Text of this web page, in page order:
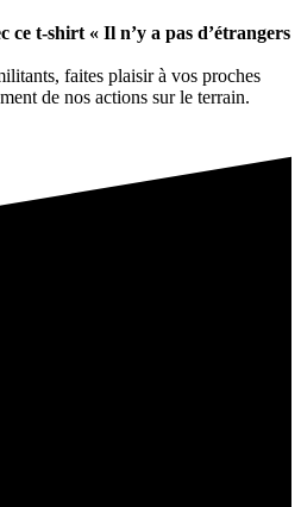
ce t-shirt « Il n’y a pas d’étrangers
faites plaisir à vos proches
de nos actions sur le terrain.